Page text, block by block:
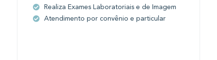
Realiza Exames Laboratoriais e de Imagem
Atendimento por convênio e particular